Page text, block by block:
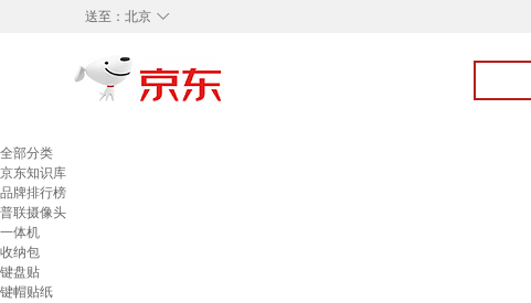
◇
送至： 北京
全部分类
京东知识库
品牌排行榜
普联摄像头
一体机
收纳包
键盘贴
键帽贴纸